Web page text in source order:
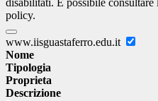
policy.
www.iisguastaferro.edu.it
Nome
Tipologia
Proprieta
Descrizione